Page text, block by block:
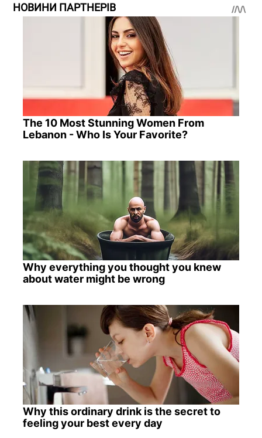
НОВИНИ ПАРТНЕРІВ
The 10 Most Stunning Women From
Lebanon - Who Is Your Favorite?
Why everything you thought you knew
about water might be wrong
Why this ordinary drink is the secret to
feeling your best every day